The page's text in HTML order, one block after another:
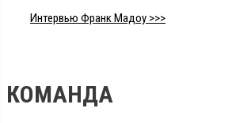
Интервью Франк Мадоу >>>
КОМАНДА